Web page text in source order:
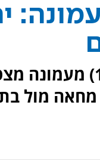
רבקה נזרי (17)
מחאה מול